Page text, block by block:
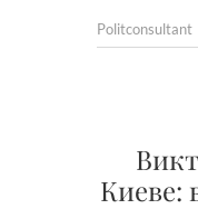
Politconsultant
Киеве: